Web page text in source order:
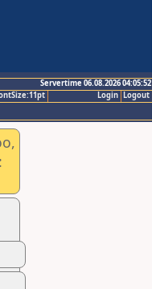
Servertime 06.08.2026 04:05:52
Logout
Login